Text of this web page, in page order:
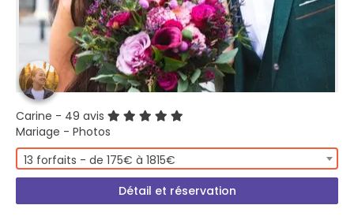
Carine - 49 avis
Mariage - Photos
13 forfaits - de 175€ à 1815€
Détail et réservation